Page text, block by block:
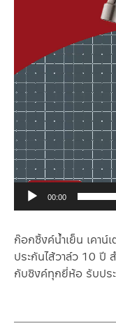
ก๊อกซิ้งค์น้ำเย็น เคาน์
ประกันไส้วาล์ว 10 ปี
กับซิงค์ทุกยี่ห้อ รับปร
00:00